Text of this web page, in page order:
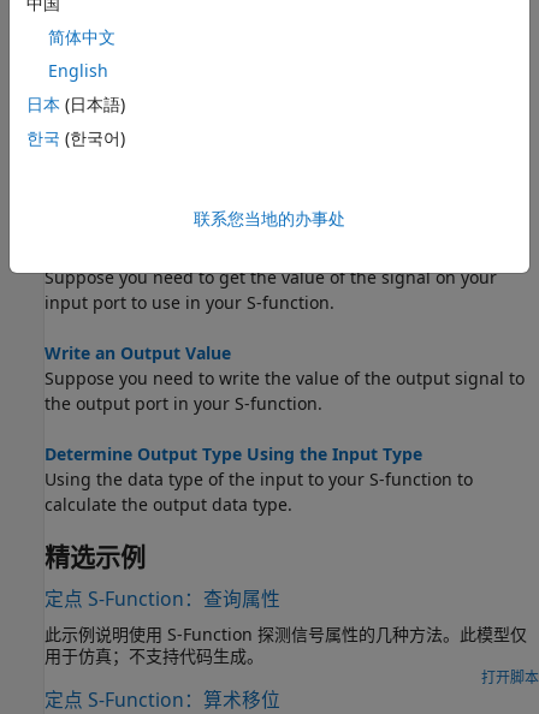
Get the Input Port Data Type
Within your S-function, you might need to know the data
types of different ports, run-time parameters, and DWorks.
Set the Output Port Data Type
Suppose you need to get the value of the signal on your
input port to use in your S-function.
Write an Output Value
Suppose you need to write the value of the output signal to
the output port in your S-function.
Determine Output Type Using the Input Type
Using the data type of the input to your S-function to
calculate the output data type.
精选示例
定点 S-Function：查询属性
此示例说明使用 S-Function 探测信号属性的几种方法。此模型仅
用于仿真；不支持代码生成。
打开脚本
定点 S-Function：算术移位
简体中文
English
日本 (日本語)
한국 (한국어)
联系您当地的办事处